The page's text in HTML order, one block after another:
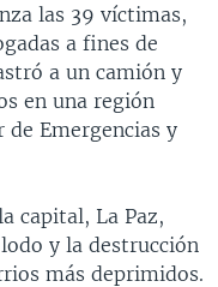
las 39 víctimas,
a fines de
a un camión y
en una región
Emergencias y
capital, La Paz,
y la destrucción
más deprimidos.